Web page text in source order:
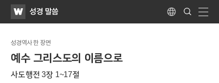
WATV성경 말씀 Language
Search
Submit
성경역사 한 장면
예수 그리스도의 이름으로
사도행전 3장 1~17절